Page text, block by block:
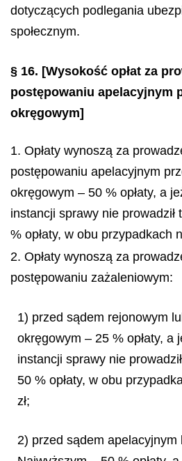
dotyczących podlegania
społecznym.
§ 16. [Wysokość opłat za
postępowaniu apelacyjnym
okręgowym]
1. Opłaty wynoszą za
postępowaniu apelacyjnym
okręgowym – 50 % opłaty, a
instancji sprawy nie
% opłaty, w obu przypadkach
2. Opłaty wynoszą za
postępowaniu zażaleniowym:
1) przed sądem rejonowym
okręgowym – 25 % opłaty, a
instancji sprawy nie
50 % opłaty, w obu
zł;
2) przed sądem apelacyjnym